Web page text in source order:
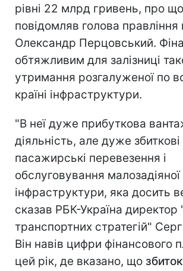
рівні 22 млрд гривень, про
повідомляв голова правління
Олександр Перцовський.
обтяжливим для залізниці
утримання розгалуженої по
країні інфраструктури.
"В неї дуже прибуткова
діяльність, але дуже збиткові
пасажирські перевезення і
обслуговування малозадіяної
інфраструктури, яка досить
сказав РБК-Україна директор
транспортних стратегій"
Він навів цифри фінансового
цей рік, де вказано, що збиток